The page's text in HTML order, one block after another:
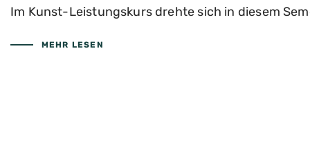
Im Kunst-Leistungskurs drehte sich in diesem
MEHR LESEN